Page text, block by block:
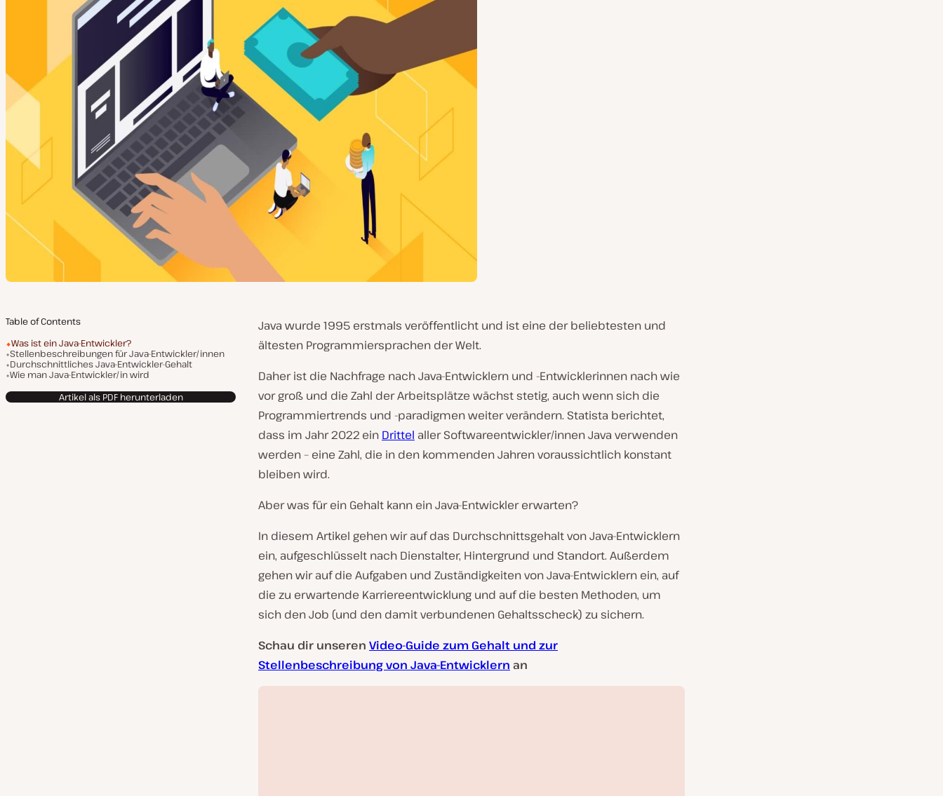
Table of Contents
Was ist ein Java-Entwickler?
Stellenbeschreibungen für Java-Entwickler/innen
Durchschnittliches Java-Entwickler-Gehalt
Wie man Java-Entwickler/in wird
Artikel als PDF herunterladen
Java wurde 1995 erstmals veröffentlicht und ist eine der beliebtesten und
ältesten Programmiersprachen der Welt.
Daher ist die Nachfrage nach Java-Entwicklern und -Entwicklerinnen nach wie
vor groß und die Zahl der Arbeitsplätze wächst stetig, auch wenn sich die
Programmiertrends und -paradigmen weiter verändern. Statista berichtet,
dass im Jahr 2022 ein Drittel aller Softwareentwickler/innen Java verwenden
werden – eine Zahl, die in den kommenden Jahren voraussichtlich konstant
bleiben wird.
Aber was für ein Gehalt kann ein Java-Entwickler erwarten?
In diesem Artikel gehen wir auf das Durchschnittsgehalt von Java-Entwicklern
ein, aufgeschlüsselt nach Dienstalter, Hintergrund und Standort. Außerdem
gehen wir auf die Aufgaben und Zuständigkeiten von Java-Entwicklern ein, auf
die zu erwartende Karriereentwicklung und auf die besten Methoden, um
sich den Job (und den damit verbundenen Gehaltsscheck) zu sichern.
Schau dir unseren Video-Guide zum Gehalt und zur
Stellenbeschreibung von Java-Entwicklern an